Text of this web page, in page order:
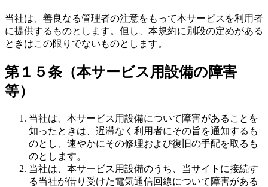
当社は、善良なる管理者の注意をもって本サービスを利用者
に提供するものとします。但し、本規約に別段の定めがある
ときはこの限りでないものとします。
第１５条（本サービス用設備の障害
等）
当社は、本サービス用設備について障害があることを
知ったときは、遅滞なく利用者にその旨を通知するも
のとし、速やかにその修理および復旧の手配を取るも
のとします。
当社は、本サービス用設備のうち、当サイトに接続す
る当社が借り受けた電気通信回線について障害がある